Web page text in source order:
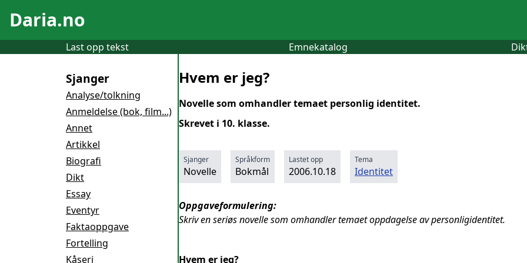
Daria.no
Last opp tekst Emnekatalog
Sjanger
Analyse/tolkning
Anmeldelse (bok, film...)
Annet
Artikkel
Biografi
Dikt
Essay
Eventyr
Faktaoppgave
Fortelling
Kåseri
Hvem er jeg?
Novelle som omhandler temaet personlig identitet.
Skrevet i 10. klasse.
Sjanger
Novelle
Språkform
Bokmål
Lastet opp
2006.10.18
Tema
Identitet
Oppgaveformulering:
Skriv en seriøs novelle som omhandler temaet oppdagelse av personligidentitet.
Hvem er jeg?